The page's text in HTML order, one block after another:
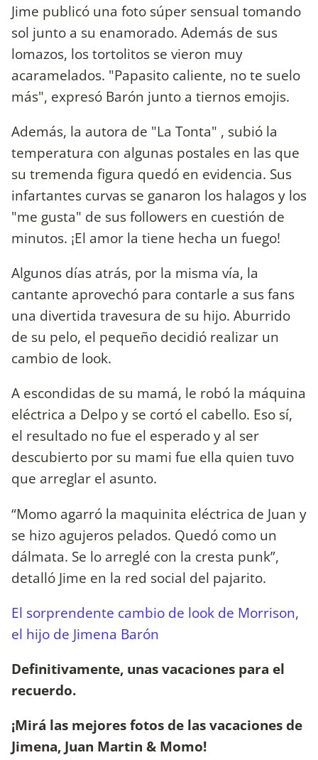
Jime publicó una foto súper sensual tomando
sol junto a su enamorado. Además de sus
lomazos, los tortolitos se vieron muy
acaramelados. "Papasito caliente, no te suelo
más", expresó Barón junto a tiernos emojis.
Además, la autora de "La Tonta" , subió la
temperatura con algunas postales en las que
su tremenda figura quedó en evidencia. Sus
infartantes curvas se ganaron los halagos y los
"me gusta" de sus followers en cuestión de
minutos. ¡El amor la tiene hecha un fuego!
Algunos días atrás, por la misma vía, la
cantante aprovechó para contarle a sus fans
una divertida travesura de su hijo. Aburrido
de su pelo, el pequeño decidió realizar un
cambio de look.
A escondidas de su mamá, le robó la máquina
eléctrica a Delpo y se cortó el cabello. Eso sí,
el resultado no fue el esperado y al ser
descubierto por su mami fue ella quien tuvo
que arreglar el asunto.
“Momo agarró la maquinita eléctrica de Juan y
se hizo agujeros pelados. Quedó como un
dálmata. Se lo arreglé con la cresta punk”,
detalló Jime en la red social del pajarito.
El sorprendente cambio de look de Morrison,
el hijo de Jimena Barón
Definitivamente, unas vacaciones para el
recuerdo.
¡Mirá las mejores fotos de las vacaciones de
Jimena, Juan Martin & Momo!